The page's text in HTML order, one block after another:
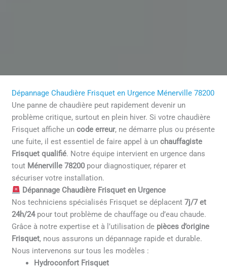
Dépannage Chaudière Frisquet en Urgence Ménerville 78200
Une panne de chaudière peut rapidement devenir un
problème critique, surtout en plein hiver. Si votre chaudière
Frisquet affiche uncode erreur, ne démarre plus ou présente
une fuite, il est essentiel de faire appel à unchauffagiste
Frisquet qualifié. Notre équipe intervient en urgence dans
tout Ménerville 78200 pour diagnostiquer, réparer et
sécuriser votre installation.
Dépannage Chaudière Frisquet en Urgence
Nos techniciens spécialisés Frisquet se déplacent7j/7 et
24h/24pour tout problème de chauffage ou d’eau chaude.
Grâce à notre expertise et à l’utilisation de pièces d’origine
Frisquet, nous assurons un dépannage rapide et durable.
Nous intervenons sur tous les modèles :
Hydroconfort Frisquet